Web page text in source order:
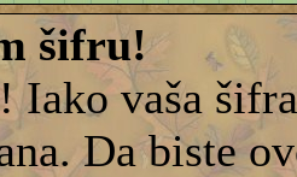
šifru!
Iako vaša
Da biste